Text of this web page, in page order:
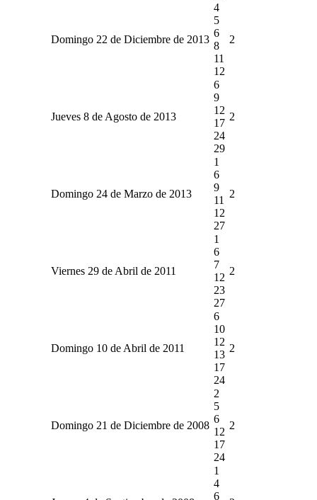
Domingo 22 de Diciembre de 2013
4
5
6
8
11
12
2
Jueves 8 de Agosto de 2013
6
9
12
17
24
29
2
Domingo 24 de Marzo de 2013
1
6
9
11
12
27
2
Viernes 29 de Abril de 2011
1
6
7
12
23
27
2
Domingo 10 de Abril de 2011
6
10
12
13
17
24
2
Domingo 21 de Diciembre de 2008
2
5
6
12
17
24
2
1
4
6